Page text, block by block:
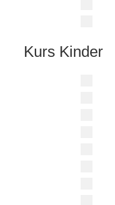
Kurs Kinder